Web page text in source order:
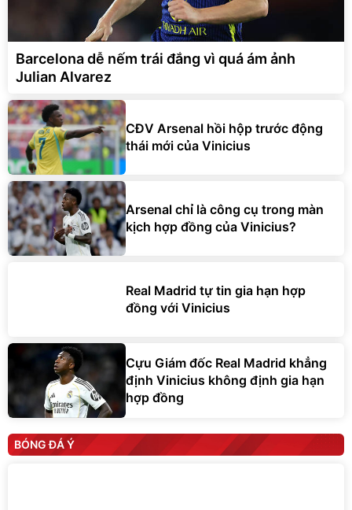
Barcelona dễ nếm trái đắng vì quá ám ảnh
Julian Alvarez
CĐV Arsenal hồi hộp trước động
thái mới của Vinicius
Arsenal chỉ là công cụ trong màn
kịch hợp đồng của Vinicius?
Real Madrid tự tin gia hạn hợp
đồng với Vinicius
Cựu Giám đốc Real Madrid khẳng
định Vinicius không định gia hạn
hợp đồng
BÓNG ĐÁ Ý